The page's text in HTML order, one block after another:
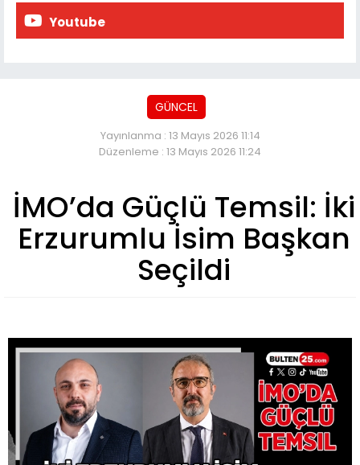
Youtube
GÜNCEL
Yayınlanma : 13 Mayıs 2026 11:14
Düzenleme : 13 Mayıs 2026 11:24
İMO’da Güçlü Temsil: İki
Erzurumlu İsim Başkan
Seçildi